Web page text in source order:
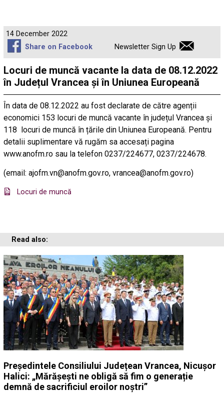
14 December 2022
Share on Facebook
Newsletter Sign Up
Locuri de muncă vacante la data de 08.12.2022
în Județul Vrancea și în Uniunea Europeană
În data de 08.12.2022 au fost declarate de către agenții
economici 153 locuri de muncă vacante în județul Vrancea și
118 locuri de muncă în țările din Uniunea Europeană. Pentru
detalii suplimentare vă rugăm sa accesați pagina
www.anofm.ro sau la telefon 0237/224677, 0237/224678.
(email: ajofm.vn@anofm.gov.ro, vrancea@anofm.gov.ro)
Locuri de muncă
Read also:
Președintele Consiliului Județean Vrancea, Nicușor
Halici: „Mărășești ne obligă să fim o generație
demnă de sacrificiul eroilor noștri”